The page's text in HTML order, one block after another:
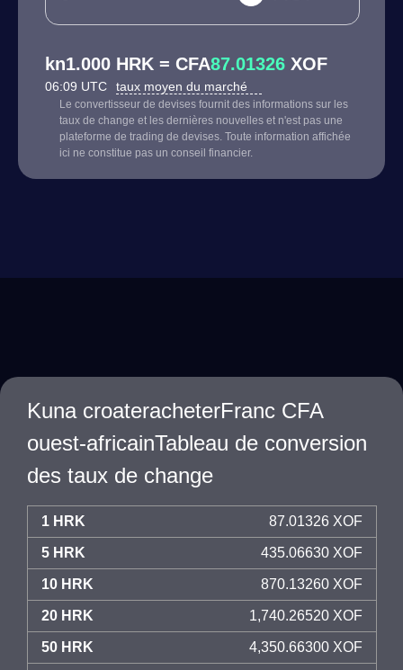
kn1.000 HRK = CFA87.01326 XOF
06:09 UTC taux moyen du marché
Le convertisseur de devises fournit des informations sur les
taux de change et les dernières nouvelles et n'est pas une
plateforme de trading de devises. Toute information affichée
ici ne constitue pas un conseil financier.
Kuna croateracheterFranc CFA
ouest-africainTableau de conversion
des taux de change
1 HRK 87.01326 XOF
5 HRK 435.06630 XOF
10 HRK 870.13260 XOF
20 HRK 1,740.26520 XOF
50 HRK 4,350.66300 XOF